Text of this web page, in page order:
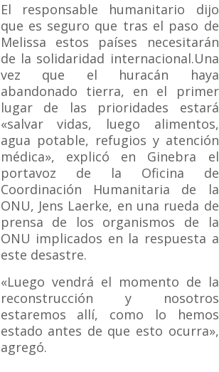
El responsable humanitario dijo
que es seguro que tras el paso de
Melissa estos países necesitarán
de la solidaridad internacional.Una
vez que el huracán haya
abandonado tierra, en el primer
lugar de las prioridades estará
«salvar vidas, luego alimentos,
agua potable, refugios y atención
médica», explicó en Ginebra el
portavoz de la Oficina de
Coordinación Humanitaria de la
ONU, Jens Laerke, en una rueda de
prensa de los organismos de la
ONU implicados en la respuesta a
este desastre.
«Luego vendrá el momento de la
reconstrucción y nosotros
estaremos allí, como lo hemos
estado antes de que esto ocurra»,
agregó.